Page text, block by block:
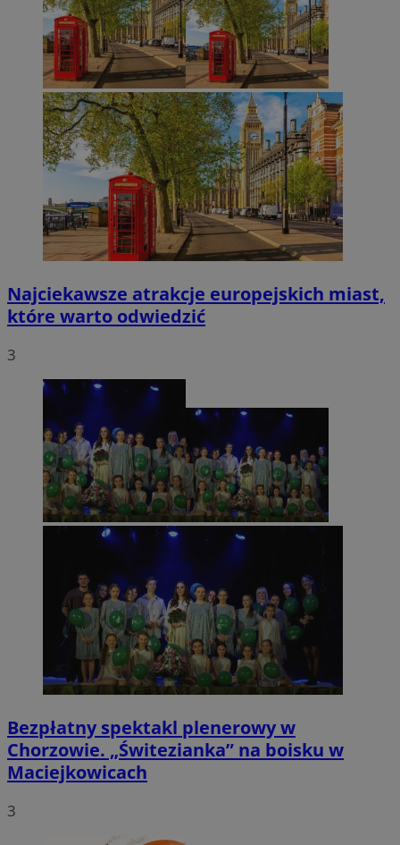
Najciekawsze atrakcje europejskich miast,
które warto odwiedzić
3
Bezpłatny spektakl plenerowy w
Chorzowie. „Świtezianka” na boisku w
Maciejkowicach
3